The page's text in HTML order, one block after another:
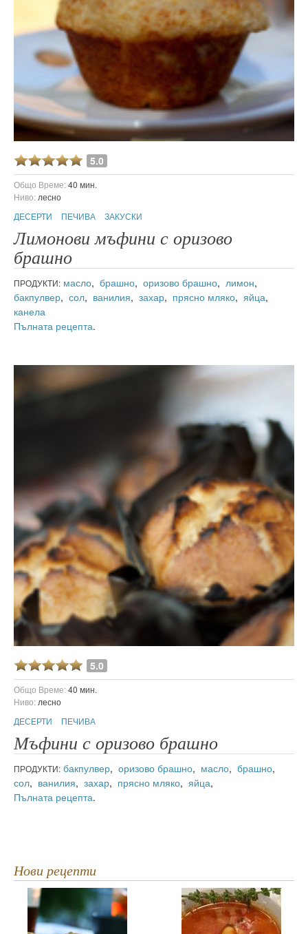
5.0
Общо Време:40 мин.
Ниво: лесно
ДЕСЕРТИ
ПЕЧИВА ЗАКУСКИ
Лимонови мъфини с оризово
брашно
ПРОДУКТИ: масло, брашно, оризово брашно, лимон,
бакпулвер, сол, ванилия, захар, прясно мляко, яйца,
канела
Пълната рецепта.
5.0
Общо Време:40 мин.
Ниво: лесно
ДЕСЕРТИ
ПЕЧИВА
Мъфини с оризово брашно
ПРОДУКТИ: бакпулвер, оризово брашно, масло, брашно,
сол, ванилия, захар, прясно мляко, яйца,
Пълната рецепта.
Нови рецепти